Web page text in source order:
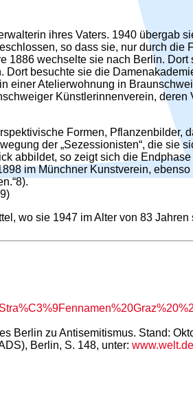
ihres Vaters. 1940 übergab
so dass sie, nur durch die
1886 wechselte sie nach Berlin.
Dort besuchte sie die
einer Atelierwohnung in
Künstlerinnenverein, deren
Formen, Pflanzenbilder,
der „Sezessionisten“, die sie
abbildet, so zeigt sich die
im Münchner Kunstverein,
wo sie 1947 im Alter von 83 Jahren
Berlin zu Antisemitismus. Stand:
Berlin, S. 148, unter: